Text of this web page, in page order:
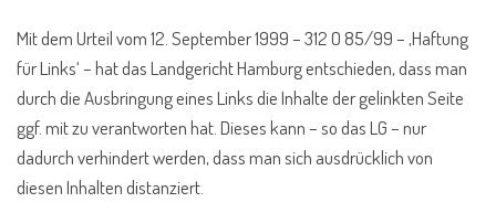
Mit dem Urteil vom 12. September 1999 – 312 O 85/99 – ‚Haftung
für Links‘ – hat das Landgericht Hamburg entschieden, dass man
durch die Ausbringung eines Links die Inhalte der gelinkten Seite
ggf. mit zu verantworten hat. Dieses kann – so das LG – nur
dadurch verhindert werden, dass man sich ausdrücklich von
diesen Inhalten distanziert.